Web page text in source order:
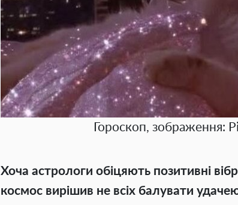
Гороскоп, зображення:
Хоча астрологи обіцяють позитивні
космос вирішив не всіх балувати